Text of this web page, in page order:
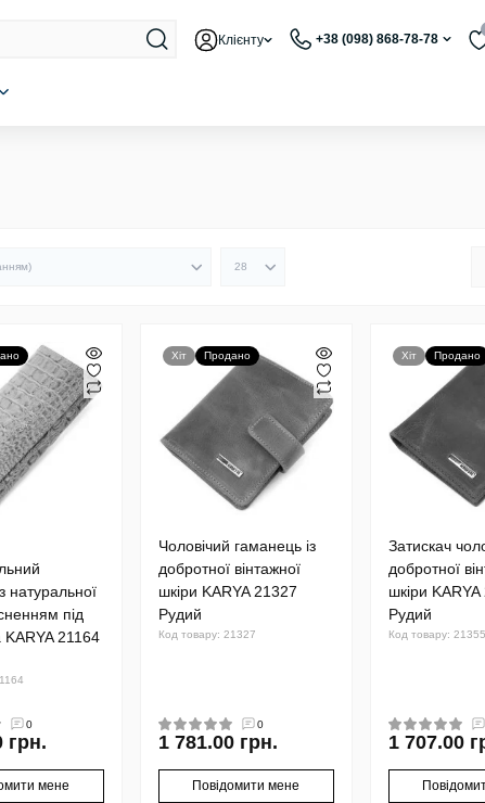
Клієнту +38 (098) 868-78-78
натуральної
під
KARYA 21164
0
грн.
мене
Хіт Продано
Чоловічий гаманець із
добротної вінтажної
шкіри KARYA 21327
Рудий
Код товару: 21327
0
1 781.00 грн.
Повідомити мене
Хіт Продано
Затискач
добротної
шкіри
Рудий
Код товару: 21355
1 707.00